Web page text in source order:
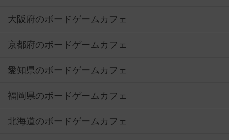
大阪府のボードゲームカフェ
京都府のボードゲームカフェ
愛知県のボードゲームカフェ
福岡県のボードゲームカフェ
北海道のボードゲームカフェ